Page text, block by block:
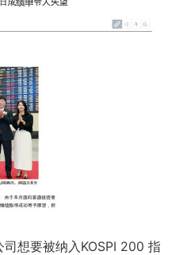
想要被纳入KOSPI 200 指